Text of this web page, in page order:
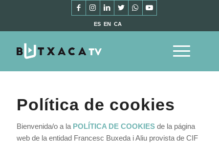
ES EN CA
Política de cookies
Bienvenida/o a la POLÍTICA DE COOKIESde la página
web de la entidad Francesc Buxeda i Aliu provista de CIF